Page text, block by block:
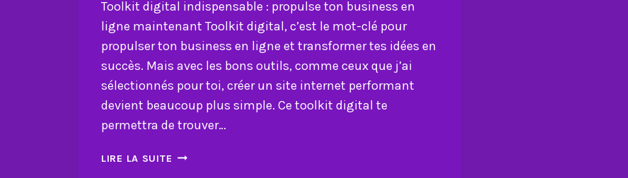
Toolkit digital indispensable : propulse ton business en
ligne maintenant Toolkit digital, c’est le mot-clé pour
propulser ton business en ligne et transformer tes idées en
succès. Mais avec les bons outils, comme ceux que j’ai
sélectionnés pour toi, créer un site internet performant
devient beaucoup plus simple. Ce toolkit digital te
permettra de trouver…
LIRE LA SUITE TOOLKIT